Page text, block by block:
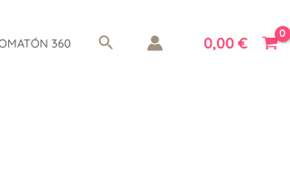
360 Buscar 0,00 €